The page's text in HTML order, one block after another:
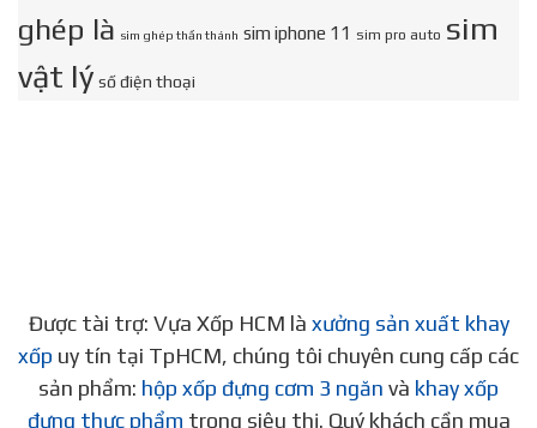
ghép là sim ghép thần thánh sim iphone 11 sim pro auto sim
vật lý số điện thoại
Được tài trợ: Vựa Xốp HCM là xưởng sản xuất khay
xốp uy tín tại TpHCM, chúng tôi chuyên cung cấp các
sản phẩm: hộp xốp đựng cơm 3 ngăn và khay xốp
đựng thực phẩm trong siêu thị. Quý khách cần mua